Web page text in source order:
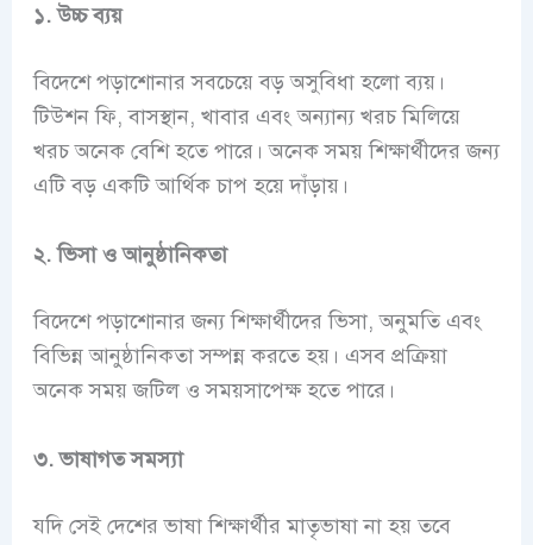
১. উচ্চ ব্যয়
বিদেশে পড়াশোনার সবচেয়ে বড় অসুবিধা হলো ব্যয়।
টিউশন ফি, বাসস্থান, খাবার এবং অন্যান্য খরচ মিলিয়ে
খরচ অনেক বেশি হতে পারে। অনেক সময় শিক্ষার্থীদের জন্য
এটি বড় একটি আর্থিক চাপ হয়ে দাঁড়ায়।
২. ভিসা ও আনুষ্ঠানিকতা
বিদেশে পড়াশোনার জন্য শিক্ষার্থীদের ভিসা, অনুমতি এবং
বিভিন্ন আনুষ্ঠানিকতা সম্পন্ন করতে হয়। এসব প্রক্রিয়া
অনেক সময় জটিল ও সময়সাপেক্ষ হতে পারে।
৩. ভাষাগত সমস্যা
যদি সেই দেশের ভাষা শিক্ষার্থীর মাতৃভাষা না হয় তবে